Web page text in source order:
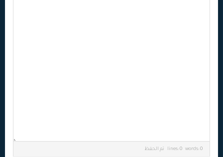
lines: 0 words: 0 تم الحفظ